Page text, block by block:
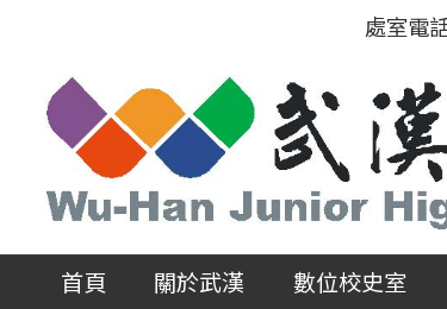
區
處室電
首頁 關於武漢 數位校史室